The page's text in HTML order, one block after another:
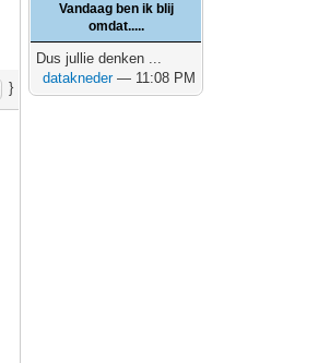
}
Vandaag ben ik blij
omdat.....
Dus jullie denken ...
datakneder— 11:08 PM